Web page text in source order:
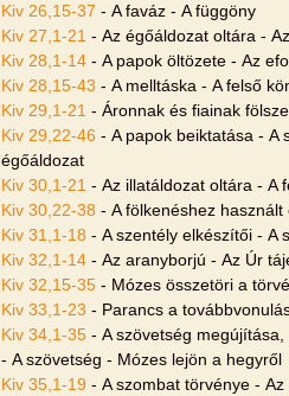
Kiv 26,15-37 - A faváz - A függöny
Kiv 27,1-21 - Az égőáldozat oltára -
Kiv 28,1-14 - A papok öltözete - Az
Kiv 28,15-43 - A melltáska - A felső
Kiv 29,1-21 - Áronnak és fiainak
Kiv 29,22-46 - A papok beiktatása - A
égőáldozat
Kiv 30,1-21 - Az illatáldozat oltára - A
Kiv 30,22-38 - A fölkenéshez használt
Kiv 31,1-18 - A szentély elkészítői - A
Kiv 32,1-14 - Az aranyborjú - Az Úr
Kiv 32,15-35 - Mózes összetöri a
Kiv 33,1-23 - Parancs a
Kiv 34,1-35 - A szövetség
- A szövetség - Mózes lejön a hegyről
Kiv 35,1-19 - A szombat törvénye -